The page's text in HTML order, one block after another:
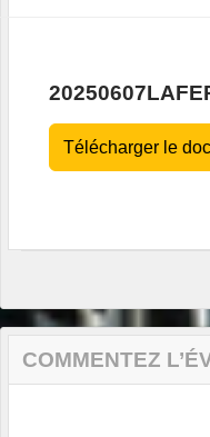
Télécharger le
COMMENTEZ